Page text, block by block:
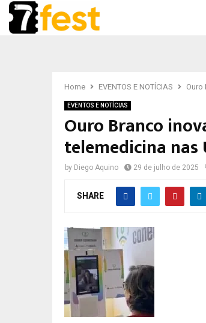
Home EVENTOS E NOTÍCIAS Ouro
EVENTOS E NOTÍCIAS
Ouro Branco
telemedicina nas
by Diego Aquino 29 de julho de 2025
SHARE